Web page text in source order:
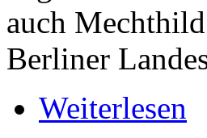
auch
Berliner
Weiterlesen